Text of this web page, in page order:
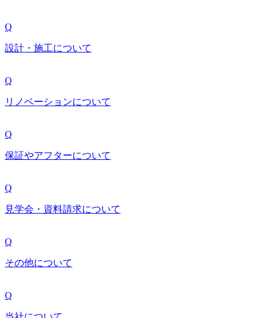
Q
設計・施工について
Q
リノベーションについて
Q
保証やアフターについて
Q
見学会・資料請求について
Q
その他について
Q